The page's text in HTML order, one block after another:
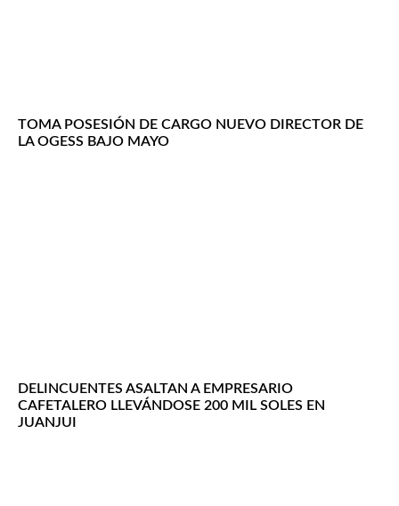
TOMA POSESIÓN DE CARGO NUEVO DIRECTOR DE
LA OGESS BAJO MAYO
DELINCUENTES ASALTAN A EMPRESARIO
CAFETALERO LLEVÁNDOSE 200 MIL SOLES EN
JUANJUI